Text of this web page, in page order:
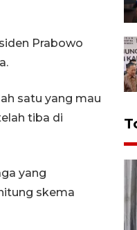
Prabowo
satu yang mau
tiba di
yang
skema